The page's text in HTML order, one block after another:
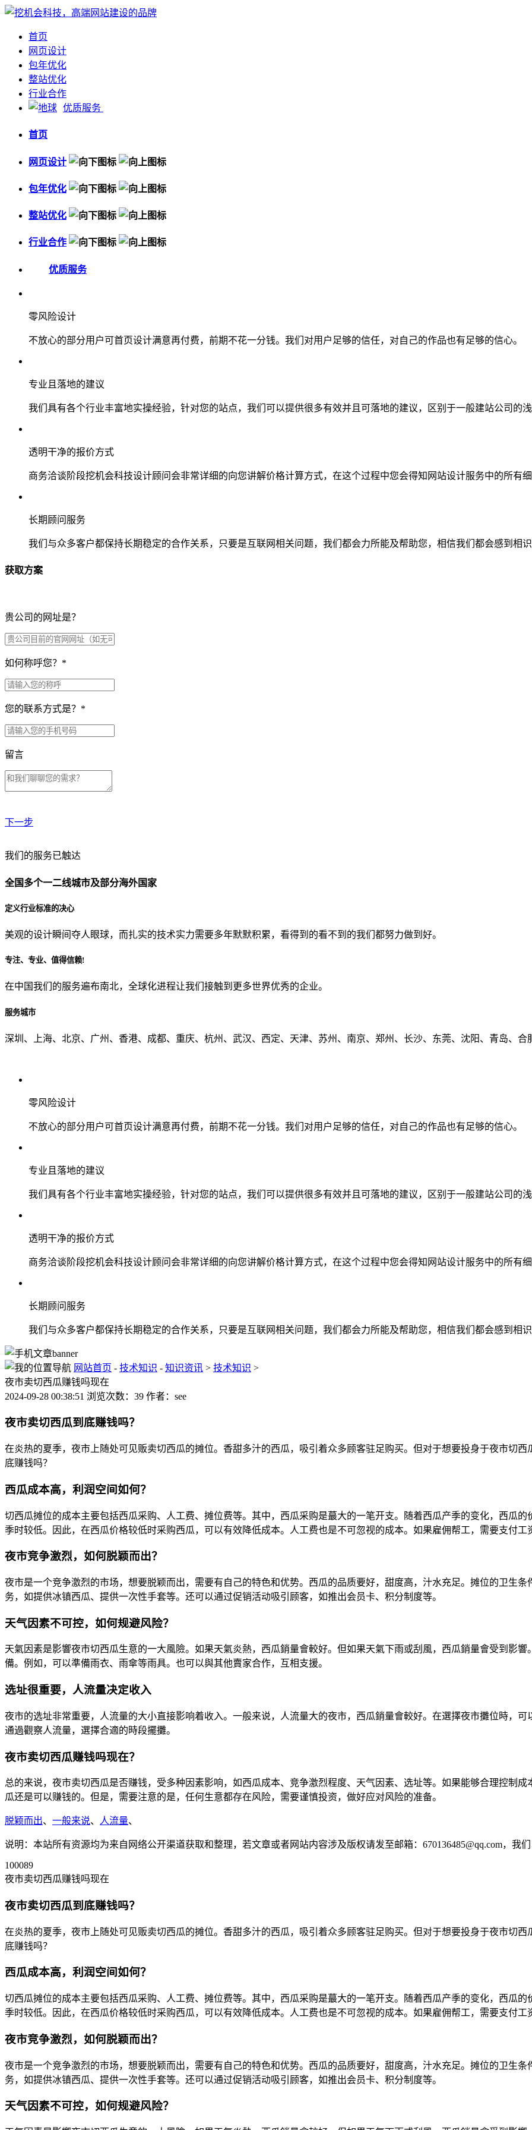
首页
网页设计
包年优化
整站优化
行业合作
优质服务
首页
网页设计
包年优化
整站优化
行业合作
优质服务
零风险设计
不放心的部分用户可首页设计满意再付费，前期不花一分钱。我们对用户足够的信任，对自己的作品也有足够的信心。
专业且落地的建议
我们具有各个行业丰富地实操经验，针对您的站点，我们可以提供很多有效并且可落地的建议，区别于一般建站公司的
透明干净的报价方式
商务洽谈阶段挖机会科技设计顾问会非常详细的向您讲解价格计算方式，在这个过程中您会得知网站设计服务中的所有
长期顾问服务
我们与众多客户都保持长期稳定的合作关系，只要是互联网相关问题，我们都会力所能及帮助您，相信我们都会感到相
获取方案
贵公司的网址是？
如何称呼您？ *
您的联系方式是？ *
留言
下一步
贵公司预算范围是？
贵公司的团队规模是？
从哪里了解到我们？
我们的服务已触达
全国多个一二线城市及部分海外国家
定义行业标准的决心
美观的设计瞬间夺人眼球，而扎实的技术实力需要多年默默积累，看得到的看不到的我们都努力做到好。
专注、专业、值得信赖!
在中国我们的服务遍布南北，全球化进程让我们接触到更多世界优秀的企业。
服务城市
深圳、上海、北京、广州、香港、成都、重庆、杭州、武汉、西定、天津、苏州、南京、郑州、长沙、东莞、沈阳、青岛、合
零风险设计
不放心的部分用户可首页设计满意再付费，前期不花一分钱。我们对用户足够的信任，对自己的作品也有足够的信心。
专业且落地的建议
我们具有各个行业丰富地实操经验，针对您的站点，我们可以提供很多有效并且可落地的建议，区别于一般建站公司的
透明干净的报价方式
商务洽谈阶段挖机会科技设计顾问会非常详细的向您讲解价格计算方式，在这个过程中您会得知网站设计服务中的所有
长期顾问服务
我们与众多客户都保持长期稳定的合作关系，只要是互联网相关问题，我们都会力所能及帮助您，相信我们都会感到相
网站首页 - 技术知识 - 知识资讯 > 技术知识 >
夜市卖切西瓜赚钱吗现在
2024-09-28 00:38:51 浏览次数：39 作者：see
夜市卖切西瓜到底赚钱吗？
在炎热的夏季，夜市上随处可见贩卖切西瓜的摊位。香甜多汁的西瓜，吸引着众多顾客驻足购买。但对于想要投身于夜市切
底赚钱吗？
西瓜成本高，利润空间如何？
切西瓜摊位的成本主要包括西瓜采购、人工费、摊位费等。其中，西瓜采购是蕞大的一笔开支。随着西瓜产季的变化，西瓜
季时较低。因此，在西瓜价格较低时采购西瓜，可以有效降低成本。人工费也是不可忽视的成本。如果雇佣帮工，需要支付
夜市竞争激烈，如何脱颖而出？
夜市是一个竞争激烈的市场，想要脱颖而出，需要有自己的特色和优势。西瓜的品质要好，甜度高，汁水充足。摊位的卫生
务，如提供冰镇西瓜、提供一次性手套等。还可以通过促销活动吸引顾客，如推出会员卡、积分制度等。
天气因素不可控，如何规避风险？
天氣因素是影響夜市切西瓜生意的一大風險。如果天氣炎熱，西瓜銷量會較好。但如果天氣下雨或刮風，西瓜銷量會受到影
備。例如，可以準備雨衣、雨傘等雨具。也可以與其他賣家合作，互相支援。
选址很重要，人流量决定收入
夜市的选址非常重要，人流量的大小直接影响着收入。一般来说，人流量大的夜市，西瓜銷量會較好。在選擇夜市攤位時，
通過觀察人流量，選擇合適的時段擺攤。
夜市卖切西瓜赚钱吗现在？
总的来说，夜市卖切西瓜是否赚钱，受多种因素影响，如西瓜成本、竞争激烈程度、天气因素、选址等。如果能够合理控制
瓜还是可以赚钱的。但是，需要注意的是，任何生意都存在风险，需要谨慎投资，做好应对风险的准备。
脱颖而出、 一般来说、 人流量、
说明：本站所有资源均为来自网络公开渠道获取和整理，若文章或者网站内容涉及版权请发至邮箱：670136485@qq.com，我
100089
夜市卖切西瓜赚钱吗现在
夜市卖切西瓜到底赚钱吗？
在炎热的夏季，夜市上随处可见贩卖切西瓜的摊位。香甜多汁的西瓜，吸引着众多顾客驻足购买。但对于想要投身于夜市切
底赚钱吗？
西瓜成本高，利润空间如何？
切西瓜摊位的成本主要包括西瓜采购、人工费、摊位费等。其中，西瓜采购是蕞大的一笔开支。随着西瓜产季的变化，西瓜
季时较低。因此，在西瓜价格较低时采购西瓜，可以有效降低成本。人工费也是不可忽视的成本。如果雇佣帮工，需要支付
夜市竞争激烈，如何脱颖而出？
夜市是一个竞争激烈的市场，想要脱颖而出，需要有自己的特色和优势。西瓜的品质要好，甜度高，汁水充足。摊位的卫生
务，如提供冰镇西瓜、提供一次性手套等。还可以通过促销活动吸引顾客，如推出会员卡、积分制度等。
天气因素不可控，如何规避风险？